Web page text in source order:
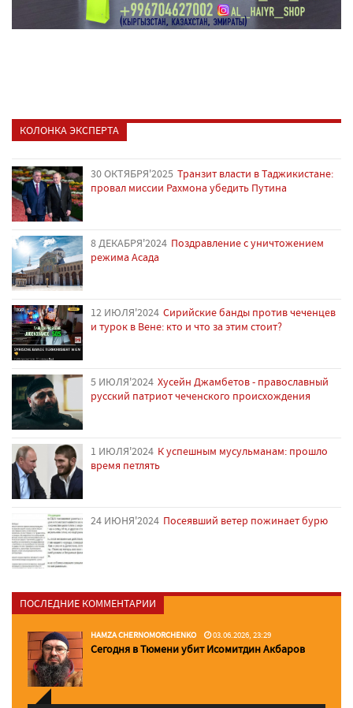
КОЛОНКА ЭКСПЕРТА
30 ОКТЯБРЯ'2025 Транзит власти в Таджикистане:
провал миссии Рахмона убедить Путина
8 ДЕКАБРЯ'2024 Поздравление с уничтожением
режима Асада
12 ИЮЛЯ'2024 Сирийские банды против чеченцев
и турок в Вене: кто и что за этим стоит?
5 ИЮЛЯ'2024 Хусейн Джамбетов - православный
русский патриот чеченского происхождения
1 ИЮЛЯ'2024 К успешным мусульманам: прошло
время петлять
24 ИЮНЯ'2024 Посеявший ветер пожинает бурю
ПОСЛЕДНИЕ КОММЕНТАРИИ
HAMZA CHERNOMORCHENKO 03.06.2026, 23:29
Сегодня в Тюмени убит Исомитдин Акбаров